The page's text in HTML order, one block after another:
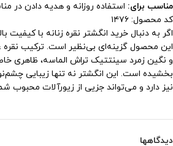
مناسب برای: استفاده روزانه و هدیه دادن در
کد محصول: ۱۴۷۶
اگر به دنبال خرید انگشتر نقره زنانه با کیفیت
و نگین زمرد سینتتیک تراش الماسه، ظاهری
بخشیده است. این انگشتر نه تنها زیبایی
نیز دارد و می‌تواند جزیی از زیورآلات محبوب
دیدگاهها